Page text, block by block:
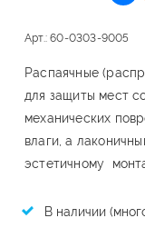
Арт.: 60-0303-9005
Распаячные
для защиты мест
механических
влаги, а
эстетичному
В наличии